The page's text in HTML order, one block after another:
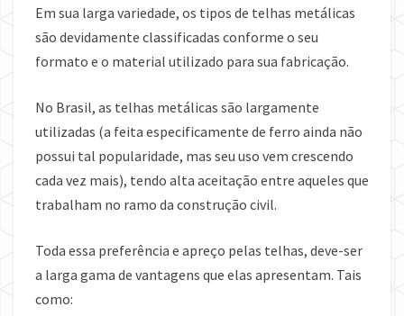
Em sua larga variedade, os tipos de telhas metálicas
são devidamente classificadas conforme o seu
formato e o material utilizado para sua fabricação.
No Brasil, as telhas metálicas são largamente
utilizadas (a feita especificamente de ferro ainda não
possui tal popularidade, mas seu uso vem crescendo
cada vez mais), tendo alta aceitação entre aqueles que
trabalham no ramo da construção civil.
Toda essa preferência e apreço pelas telhas, deve-ser
a larga gama de vantagens que elas apresentam. Tais
como: